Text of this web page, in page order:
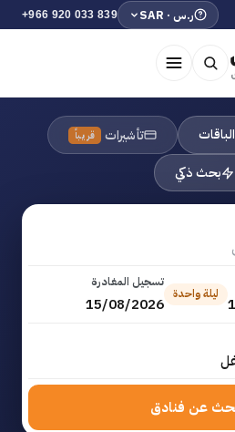
ر.س · SAR +966 920 033 839
الباقات تأشيرات قريباً
بحث ذكي
ليلة واحدة
تسجيل المغادرة
15/08/2026
عن فنادق